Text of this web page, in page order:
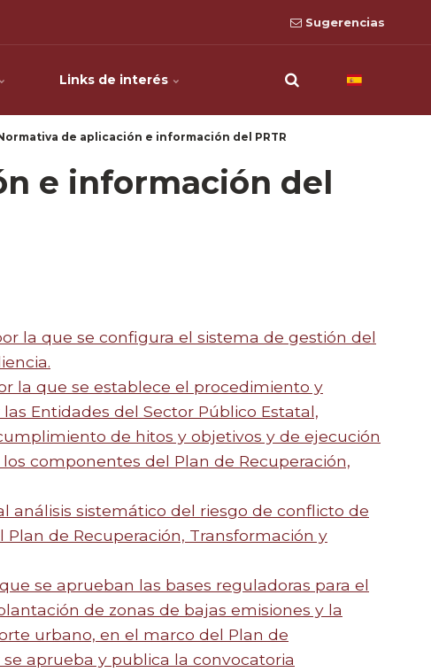
Sugerencias
Links de interés
de aplicación e información del PRTR
e información del
la que se configura el sistema de gestión del
la que se establece el procedimiento y
Entidades del Sector Público Estatal,
de hitos y objetivos y de ejecución
componentes del Plan de Recuperación,
análisis sistemático del riesgo de conflicto de
de Recuperación, Transformación y
se aprueban las bases reguladoras para el
de zonas de bajas emisiones y la
urbano, en el marco del Plan de
aprueba y publica la convocatoria